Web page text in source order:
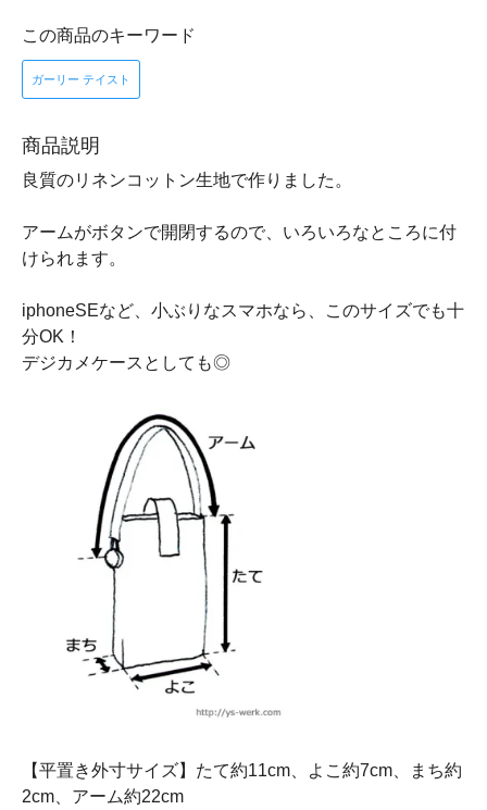
この商品のキーワード
ガーリー テイスト
商品説明
良質のリネンコットン生地で作りました。
アームがボタンで開閉するので、いろいろなところに付
けられます。
iphoneSEなど、小ぶりなスマホなら、このサイズでも十
分OK！
デジカメケースとしても◎
【平置き外寸サイズ】たて約11cm、よこ約7cm、まち約
2cm、アーム約22cm